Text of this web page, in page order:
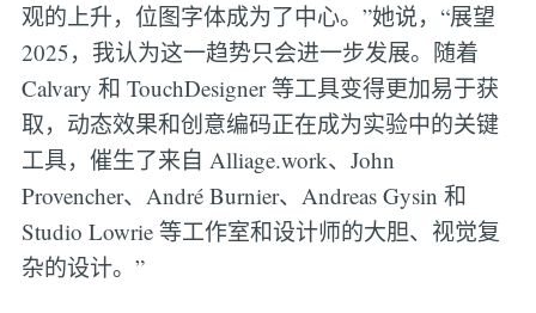
观的上升，位图字体成为了中心。”她说，“展望
2025，我认为这一趋势只会进一步发展。随着
Calvary 和 TouchDesigner 等工具变得更加易于获
取，动态效果和创意编码正在成为实验中的关键
工具，催生了来自 Alliage.work、John
Provencher、André Burnier、Andreas Gysin 和
Studio Lowrie 等工作室和设计师的大胆、视觉复
杂的设计。”